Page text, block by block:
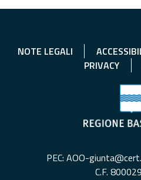
NOTE LEGALI
PRIVACY
PEC: AOO-
C.F.